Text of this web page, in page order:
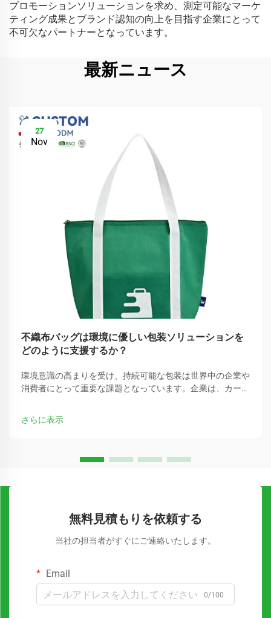
プロモーションソリューションを求め、測定可能なマーケ
ティング成果とブランド認知の向上を目指す企業にとって
不可欠なパートナーとなっています。
最新ニュース
27
Nov
不織布バッグは環境に優しい包装ソリューションを
どのように支援するか？
環境意識の高まりを受け、持続可能な包装は世界中の企業や
消費者にとって重要な課題となっています。企業は、カーボ
替手段をますます求めています。
さらに表示
無料見積もりを依頼する
当社の担当者がすぐにご連絡いたします。
Email
0/100